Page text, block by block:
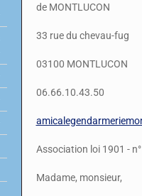
de MONTLUCON
33 rue du chevau-fug
03100 MONTLUCON
06.66.10.43.50
Association loi 1901 -
Madame, monsieur,